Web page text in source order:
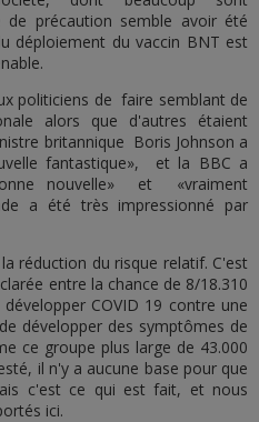
de précaution semble avoir été
déploiement du vaccin BNT est
politiciens de faire semblant de
alors que d'autres étaient
britannique Boris Johnson a
fantastique», et la BBC a
nouvelle» et «vraiment
a été très impressionné par
réduction du risque relatif. C'est
entre la chance de 8/18.310
COVID 19 contre une
développer des symptômes de
ce groupe plus large de 43.000
il n'y a aucune base pour que
c'est ce qui est fait, et nous
ici.